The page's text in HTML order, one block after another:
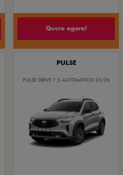
Quero agora!
PULSE
PULSE DRIVE 1.3 AUTOMÁTICO 26/26